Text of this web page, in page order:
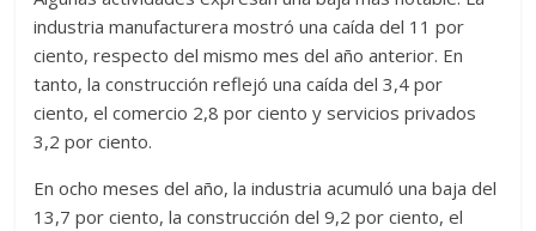
industria manufacturera mostró una caída del 11 por
ciento, respecto del mismo mes del año anterior. En
tanto, la construcción reflejó una caída del 3,4 por
ciento, el comercio 2,8 por ciento y servicios privados
3,2 por ciento.
En ocho meses del año, la industria acumuló una baja del
13,7 por ciento, la construcción del 9,2 por ciento, el